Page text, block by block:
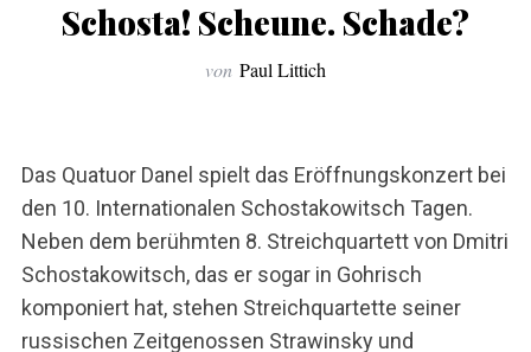
Schosta! Scheune. Schade?
von Paul Littich
Das Quatuor Danel spielt das Eröffnungskonzert bei
den 10. Internationalen Schostakowitsch Tagen.
Neben dem berühmten 8. Streichquartett von Dmitri
Schostakowitsch, das er sogar in Gohrisch
komponiert hat, stehen Streichquartette seiner
russischen Zeitgenossen Strawinsky und